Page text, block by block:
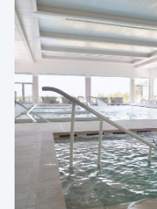
Почивки от
Самолетни
Визи
Контакти
За нас